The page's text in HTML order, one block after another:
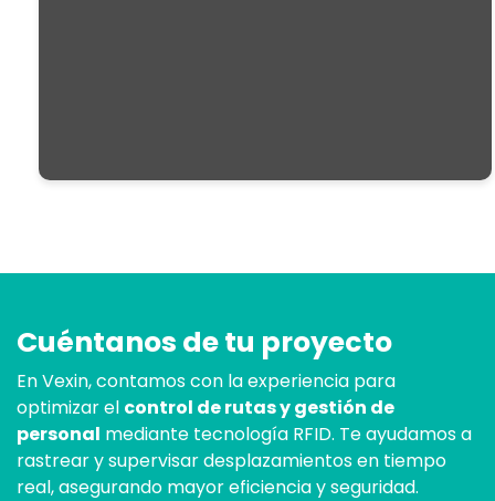
Cuéntanos de tu proyecto
En Vexin, contamos con la experiencia para
optimizar el control de rutas y gestión de
personal mediante tecnología RFID. Te ayudamos a
rastrear y supervisar desplazamientos en tiempo
real, asegurando mayor eficiencia y seguridad.